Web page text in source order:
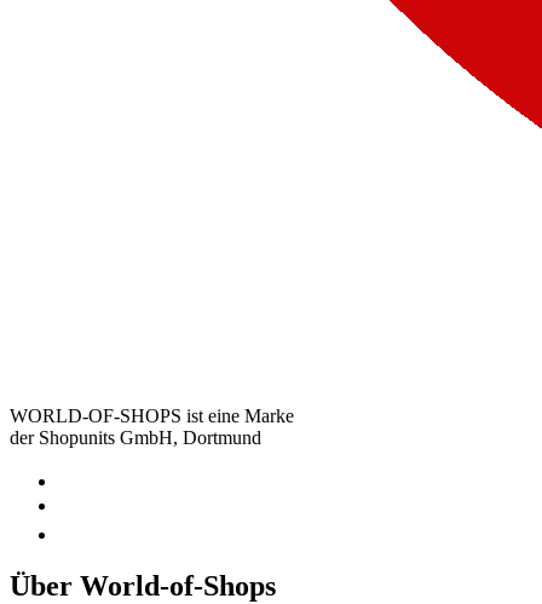
WORLD-OF-SHOPS ist eine Marke
der Shopunits GmbH, Dortmund
Über World-of-Shops